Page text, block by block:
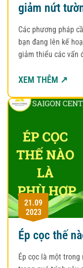
giảm nứt
Các phương pháp
bạn đang lên kế
giảm thiểu các vấn
XEM THÊM ↗
21.09
2023
Ép cọc thế
Ép cọc là một